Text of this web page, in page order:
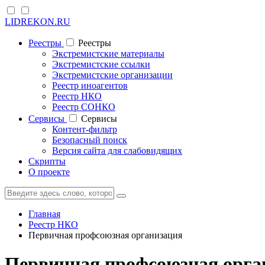
LIDREKON.RU
Реестры
Реестры
Экстремистские материалы
Экстремистские ссылки
Экстремистские организации
Реестр иноагентов
Реестр НКО
Реестр СОНКО
Cервисы
Cервисы
Контент-фильтр
Безопасный поиск
Версия сайта для слабовидящих
Скрипты
О проекте
Главная
Реестр НКО
Первичная профсоюзная организация